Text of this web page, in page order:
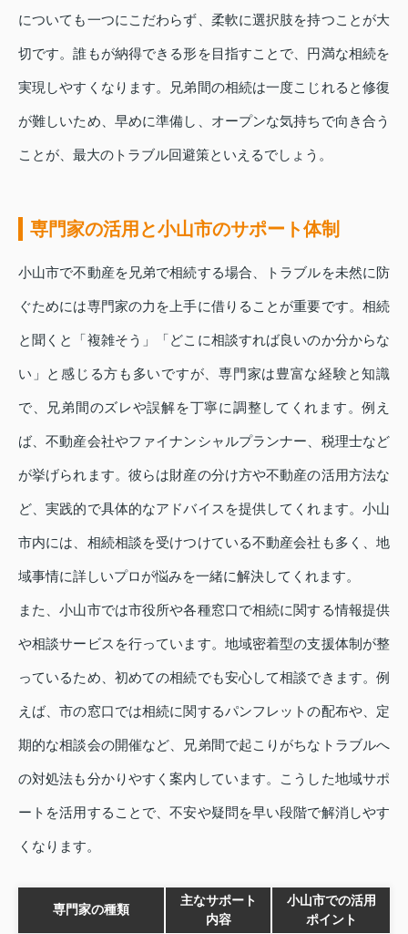
についても一つにこだわらず、柔軟に選択肢を持つことが大
切です。誰もが納得できる形を目指すことで、円満な相続を
実現しやすくなります。兄弟間の相続は一度こじれると修復
が難しいため、早めに準備し、オープンな気持ちで向き合う
ことが、最大のトラブル回避策といえるでしょう。
専門家の活用と小山市のサポート体制
小山市で不動産を兄弟で相続する場合、トラブルを未然に防
ぐためには専門家の力を上手に借りることが重要です。相続
と聞くと「複雑そう」「どこに相談すれば良いのか分からな
い」と感じる方も多いですが、専門家は豊富な経験と知識
で、兄弟間のズレや誤解を丁寧に調整してくれます。例え
ば、不動産会社やファイナンシャルプランナー、税理士など
が挙げられます。彼らは財産の分け方や不動産の活用方法な
ど、実践的で具体的なアドバイスを提供してくれます。小山
市内には、相続相談を受けつけている不動産会社も多く、地
域事情に詳しいプロが悩みを一緒に解決してくれます。
また、小山市では市役所や各種窓口で相続に関する情報提供
や相談サービスを行っています。地域密着型の支援体制が整
っているため、初めての相続でも安心して相談できます。例
えば、市の窓口では相続に関するパンフレットの配布や、定
期的な相談会の開催など、兄弟間で起こりがちなトラブルへ
の対処法も分かりやすく案内しています。こうした地域サポ
ートを活用することで、不安や疑問を早い段階で解消しやす
くなります。
専門家の種類
主なサポート
内容
小山市での活用
ポイント